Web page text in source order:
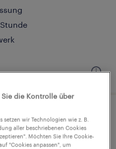
(m/w/d)
die Kontrolle über
setzen wir Technologien wie z. B.
aller beschriebenen Cookies
Möchten Sie Ihre Cookie-
"Cookies anpassen", um